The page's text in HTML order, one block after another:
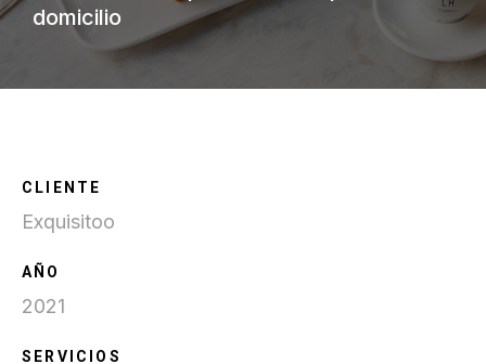
domicilio
CLIENTE
Exquisitoo
AÑO
2021
SERVICIOS